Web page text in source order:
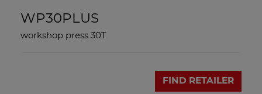
WP30PLUS
workshop press 30T
FIND RETAILER